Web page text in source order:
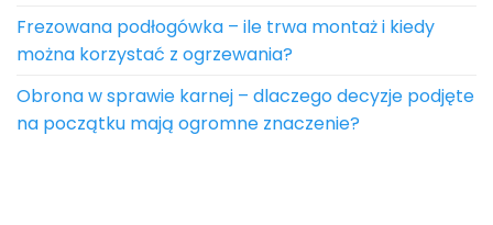
Frezowana podłogówka – ile trwa montaż i kiedy
można korzystać z ogrzewania?
Obrona w sprawie karnej – dlaczego decyzje podjęte
na początku mają ogromne znaczenie?